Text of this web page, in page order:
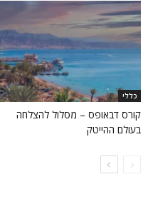
כללי
קורס דבאופס – מסלול להצלחה
בעולם ההייטק